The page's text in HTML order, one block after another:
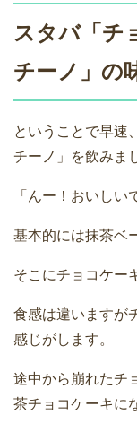
スタバ「チ
チーノ」の
ということで早速
チーノ」を飲みま
「んー！おいしい
基本的には抹茶ベ
そこにチョコケー
食感は違いますが
感じがします。
途中から崩れたチ
茶チョコケーキに